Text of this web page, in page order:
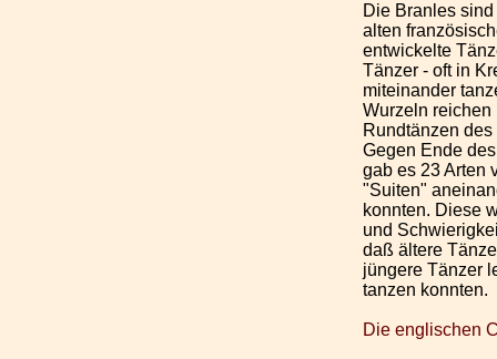
Die Branles
alten
entwickelte
Tänzer - oft in
miteinander
Wurzeln reichen
Rundtänzen
Gegen Ende
gab es 23 Arten
"Suiten"
konnten. Diese
und
daß ältere
jüngere Tänzer
tanzen konnten.
Die englischen